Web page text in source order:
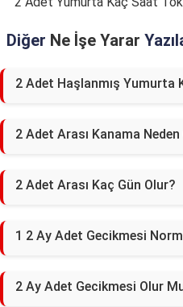
Diğer Ne İşe Yarar
2 Adet Haşlanmış Yumurta
2 Adet Arası Kanama Neden
2 Adet Arası Kaç Gün Olur?
1 2 Ay Adet Gecikmesi
2 Ay Adet Gecikmesi Olur